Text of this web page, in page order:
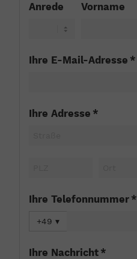
Anrede Vorname
Ihre E-Mail-Adresse *
Ihre Adresse *
Ihre Telefonnummer *
+49 ▾
Ihre Nachricht *